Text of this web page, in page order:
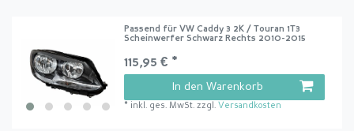
Passend für VW Caddy 3 2K / Touran 1T3
Scheinwerfer Schwarz Rechts 2010-2015
115,95 € *
In den Warenkorb
* inkl. ges. MwSt. zzgl. Versandkosten